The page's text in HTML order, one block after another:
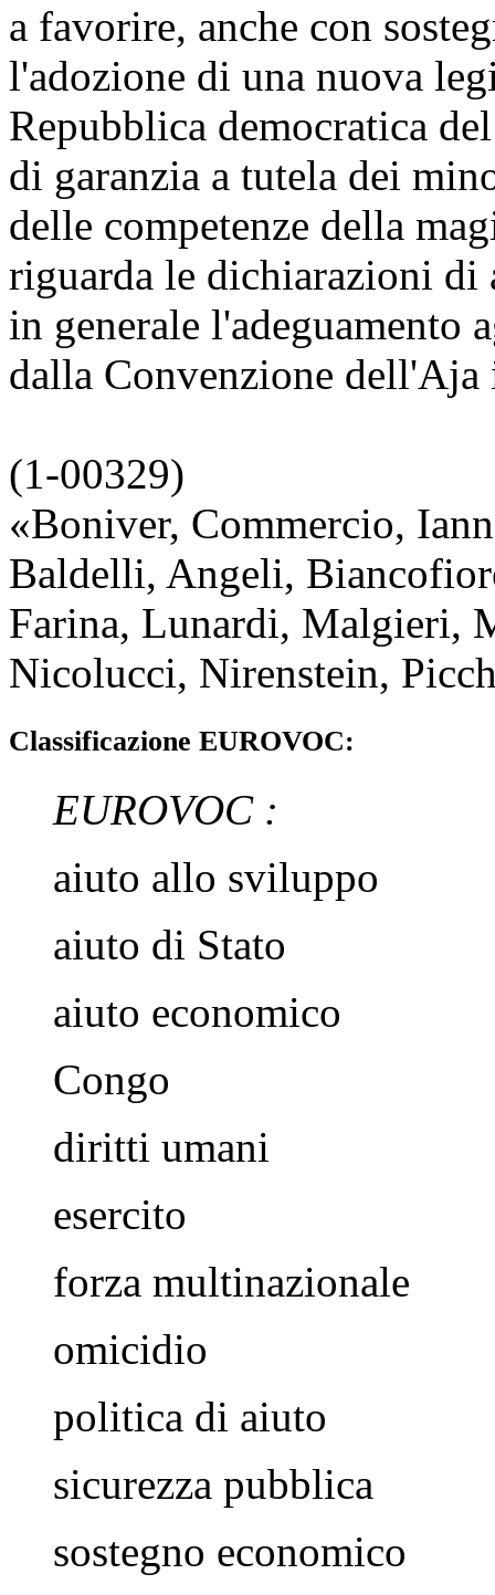
a favorire, anche con
l'adozione di una nuova
Repubblica democratica
di garanzia a tutela dei
delle competenze della
riguarda le dichiarazioni
in generale l'adeguamento
dalla Convenzione dell'Aja
(1-00329)
«Boniver, Commercio,
Baldelli, Angeli,
Farina, Lunardi, Malgieri,
Nicolucci, Nirenstein,
Classificazione EUROVOC:
EUROVOC :
aiuto allo sviluppo
aiuto di Stato
aiuto economico
Congo
diritti umani
esercito
forza multinazionale
omicidio
politica di aiuto
sicurezza pubblica
sostegno economico